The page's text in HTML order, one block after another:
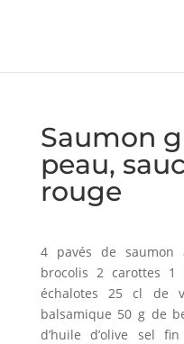
Saumon
peau,
rouge
4 pavés de
brocolis 2 carottes 1
échalotes 25 cl de
balsamique 50 g de
d’huile d’olive sel